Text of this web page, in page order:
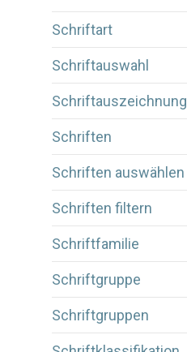
Schriftart
Schriftauswahl
Schriftauszeichnung
Schriften
Schriften auswählen
Schriften filtern
Schriftfamilie
Schriftgruppe
Schriftgruppen